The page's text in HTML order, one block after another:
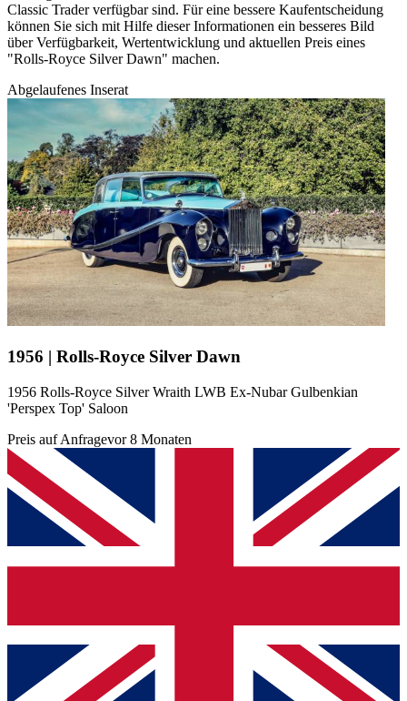
Classic Trader verfügbar sind. Für eine bessere Kaufentscheidung
können Sie sich mit Hilfe dieser Informationen ein besseres Bild
über Verfügbarkeit, Wertentwicklung und aktuellen Preis eines
"Rolls-Royce Silver Dawn" machen.
Abgelaufenes Inserat
1956 | Rolls-Royce Silver Dawn
1956 Rolls-Royce Silver Wraith LWB Ex-Nubar Gulbenkian
'Perspex Top' Saloon
Preis auf Anfragevor 8 Monaten